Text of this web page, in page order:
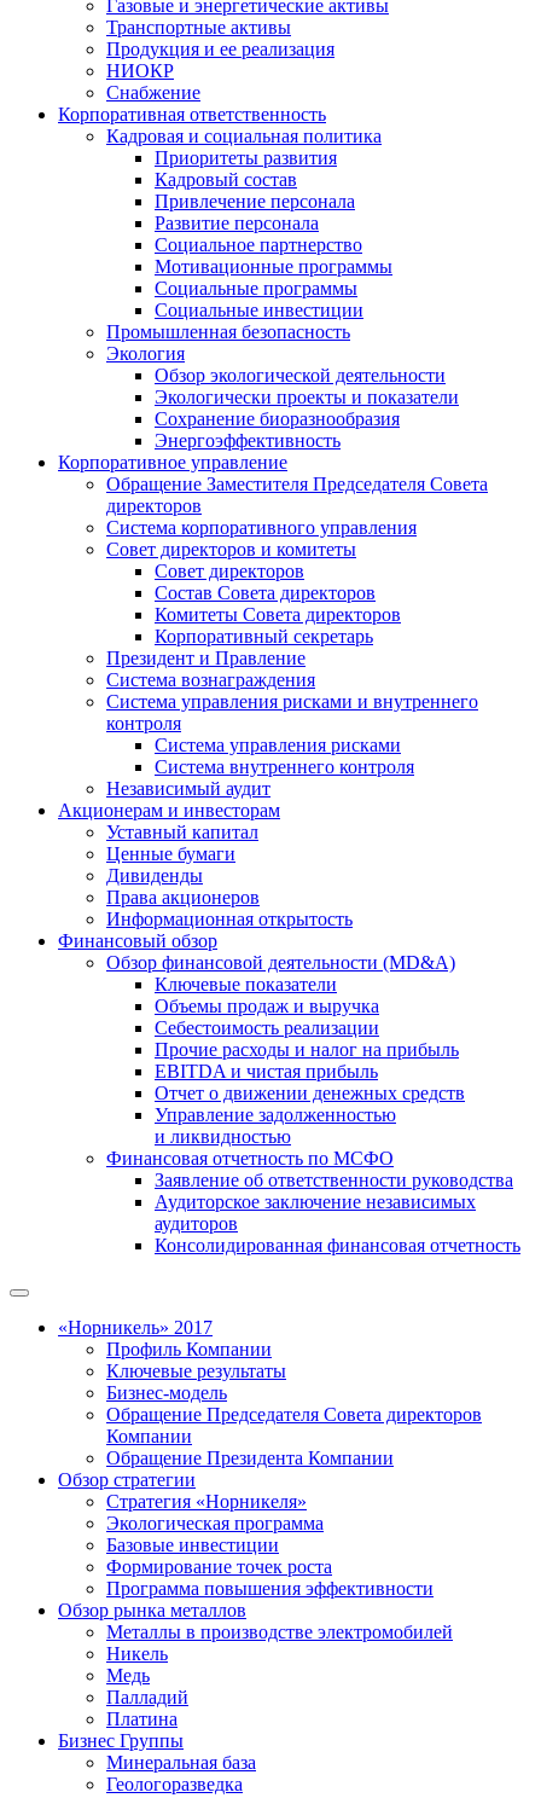
Газовые и энергетические активы
Транспортные активы
Продукция и ее реализация
НИОКР
Снабжение
Корпоративная ответственность
Кадровая и социальная политика
Приоритеты развития
Кадровый состав
Привлечение персонала
Развитие персонала
Социальное партнерство
Мотивационные программы
Социальные программы
Социальные инвестиции
Промышленная безопасность
Экология
Обзор экологической деятельности
Экологически проекты и показатели
Сохранение биоразнообразия
Энергоэффективность
Корпоративное управление
Обращение Заместителя Председателя Совета
директоров
Система корпоративного управления
Совет директоров и комитеты
Совет директоров
Состав Совета директоров
Комитеты Совета директоров
Корпоративный секретарь
Президент и Правление
Система вознаграждения
Система управления рисками и внутреннего
контроля
Система управления рисками
Система внутреннего контроля
Независимый аудит
Акционерам и инвесторам
Уставный капитал
Ценные бумаги
Дивиденды
Права акционеров
Информационная открытость
Финансовый обзор
Обзор финансовой деятельности (MD&A)
Ключевые показатели
Объемы продаж и выручка
Себестоимость реализации
Прочие расходы и налог на прибыль
EBITDA и чистая прибыль
Отчет о движении денежных средств
Управление задолженностью
и ликвидностью
Финансовая отчетность по МСФО
Заявление об ответственности руководства
Аудиторское заключение независимых
аудиторов
Консолидированная финансовая отчетность
«Норникель» 2017
Профиль Компании
Ключевые результаты
Бизнес-модель
Обращение Председателя Совета директоров
Компании
Обращение Президента Компании
Обзор стратегии
Стратегия «Норникеля»
Экологическая программа
Базовые инвестиции
Формирование точек роста
Программа повышения эффективности
Обзор рынка металлов
Металлы в производстве электромобилей
Никель
Медь
Палладий
Платина
Бизнес Группы
Минеральная база
Геологоразведка